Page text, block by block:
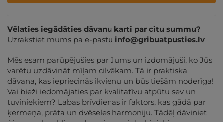
Vēlaties iegādāties dāvanu karti par citu summu?
Uzrakstiet mums pa e-pastu info@gribuatpusties.lv
Mēs esam parūpējušies par Jums un izdomājuši, ko Jūs
varētu uzdāvināt mīļam cilvēkam. Tā ir praktiska
dāvana, kas iepriecinās ikvienu un būs tiešām noderīga!
Vai bieži iedomājaties par kvalitatīvu atpūtu sev un
tuviniekiem? Labas brīvdienas ir faktors, kas gādā par
ķermeņa, prāta un dvēseles harmoniju. Tādēļ dāviniet